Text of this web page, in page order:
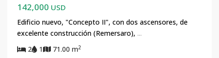
142,000 USD
Edificio nuevo, "Concepto II", con dos ascensores, de
excelente construcción (Remersaro), ...
2
1 71.00 m2